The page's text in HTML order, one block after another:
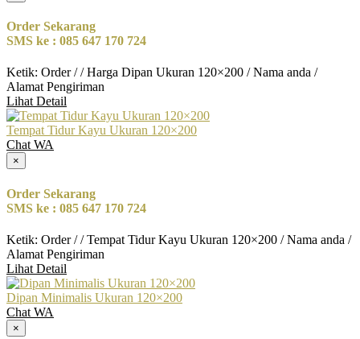
Order Sekarang
SMS ke : 085 647 170 724
Ketik: Order / / Harga Dipan Ukuran 120×200 / Nama anda /
Alamat Pengiriman
Lihat Detail
Tempat Tidur Kayu Ukuran 120×200
Chat WA
×
Order Sekarang
SMS ke : 085 647 170 724
Ketik: Order / / Tempat Tidur Kayu Ukuran 120×200 / Nama anda /
Alamat Pengiriman
Lihat Detail
Dipan Minimalis Ukuran 120×200
Chat WA
×